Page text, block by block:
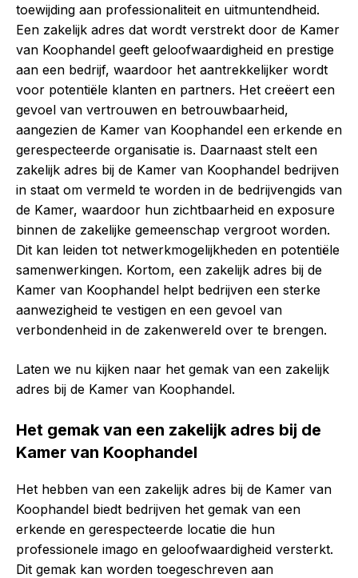
toewijding aan professionaliteit en uitmuntendheid.
Een zakelijk adres dat wordt verstrekt door de Kamer
van Koophandel geeft geloofwaardigheid en prestige
aan een bedrijf, waardoor het aantrekkelijker wordt
voor potentiële klanten en partners. Het creëert een
gevoel van vertrouwen en betrouwbaarheid,
aangezien de Kamer van Koophandel een erkende en
gerespecteerde organisatie is. Daarnaast stelt een
zakelijk adres bij de Kamer van Koophandel bedrijven
in staat om vermeld te worden in de bedrijvengids van
de Kamer, waardoor hun zichtbaarheid en exposure
binnen de zakelijke gemeenschap vergroot worden.
Dit kan leiden tot netwerkmogelijkheden en potentiële
samenwerkingen. Kortom, een zakelijk adres bij de
Kamer van Koophandel helpt bedrijven een sterke
aanwezigheid te vestigen en een gevoel van
verbondenheid in de zakenwereld over te brengen.
Laten we nu kijken naar het gemak van een zakelijk
adres bij de Kamer van Koophandel.
Het gemak van een zakelijk adres bij de
Kamer van Koophandel
Het hebben van een zakelijk adres bij de Kamer van
Koophandel biedt bedrijven het gemak van een
erkende en gerespecteerde locatie die hun
professionele imago en geloofwaardigheid versterkt.
Dit gemak kan worden toegeschreven aan